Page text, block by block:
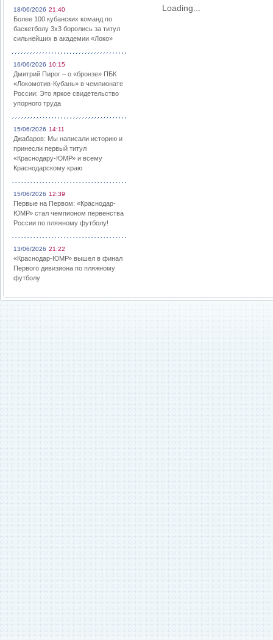
18/06/2026 21:40
Более 100 кубанских команд по
баскетболу 3х3 боролись за титул
сильнейших в академии «Локо»
16/06/2026 10:15
Дмитрий Пирог – о «бронзе» ПБК
«Локомотив-Кубань» в чемпионате
России: Это яркое свидетельство
упорного труда
15/06/2026 14:11
Джабаров: Мы написали историю и
принесли первый титул
«Краснодару-ЮМР» и всему
Краснодарскому краю
15/06/2026 12:39
Первые на Первом: «Краснодар-
ЮМР» стал чемпионом первенства
России по пляжному футболу!
13/06/2026 21:22
«Краснодар-ЮМР» вышел в финал
Первого дивизиона по пляжному
футболу
Loading...